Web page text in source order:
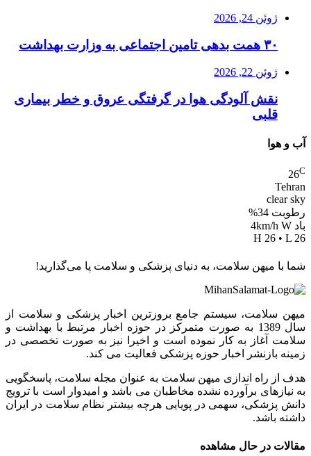
ژوئن 24, 2026
۳۰ همت بدهی تامین اجتماعی به وزارت بهداشت
ژوئن 22, 2026
نقش آلودگی هوا در گرفتگی عروق و خطر بیماری
قلبی
آب و هوا
26C
Tehran
clear sky
رطوبت 34%
باد 4km/h W
H 26 • L 26
شما با میهن سلامت، به دنیای پزشکی و سلامت پا می‌گذارید!
میهن سلامت، سیستم جامع بروزترین اخبار پزشکی و سلامت از
سال 1389 به صورت متمرکز در حوزه اخبار مرتبط با بهداشت و
سلامت آغاز به کار نموده است و اخیرا نیز به صورت تخصصی در
زمینه بازنشر اخبار حوزه پزشکی فعالیت می کند.
هدف از راه اندازی میهن سلامت به عنوان مجله سلامت، پاسخگویی
به نیازهای برآورده نشده مخاطبان می باشد و امیدوار است با ترویج
دانش پزشکی، سهمی در پویایی هرچه بیشتر نظام سلامت در ایران
داشته باشد.
مقالات در حال مشاهده